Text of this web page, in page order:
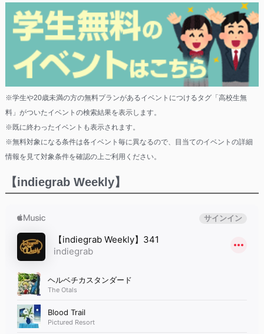
※学生や20歳未満の方の無料プランがあるイベントにつけるタグ「高校生無
料」がついたイベントの検索結果を表示します。
※既に終わったイベントも表示されます。
※無料対象になる条件は各イベント毎に異なるので、目当てのイベントの詳細
情報を見て対象条件を確認の上ご利用ください。
【indiegrab Weekly】